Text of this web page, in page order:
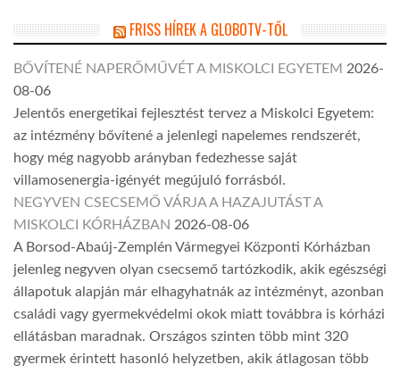
FRISS HÍREK A GLOBOTV-TŐL
BŐVÍTENÉ NAPERŐMŰVÉT A MISKOLCI EGYETEM 2026-
08-06
Jelentős energetikai fejlesztést tervez a Miskolci Egyetem:
az intézmény bővítené a jelenlegi napelemes rendszerét,
hogy még nagyobb arányban fedezhesse saját
villamosenergia-igényét megújuló forrásból.
NEGYVEN CSECSEMŐ VÁRJA A HAZAJUTÁST A
MISKOLCI KÓRHÁZBAN 2026-08-06
A Borsod-Abaúj-Zemplén Vármegyei Központi Kórházban
jelenleg negyven olyan csecsemő tartózkodik, akik egészségi
állapotuk alapján már elhagyhatnák az intézményt, azonban
családi vagy gyermekvédelmi okok miatt továbbra is kórházi
ellátásban maradnak. Országos szinten több mint 320
gyermek érintett hasonló helyzetben, akik átlagosan több